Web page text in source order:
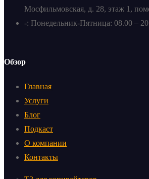
Мосфильмовская, д. 28, этаж 1,
-: Понедельник-Пятница: 08.00 –
Обзор
Главная
Услуги
Блог
Подкаст
О компании
Контакты